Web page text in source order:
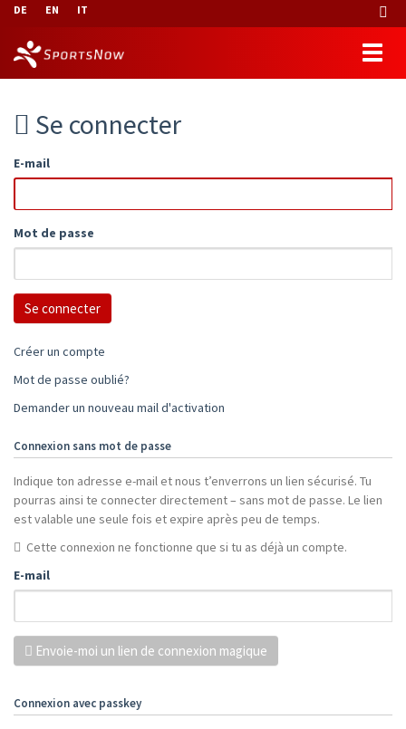
DE EN IT
Se connecter
E-mail
Mot de passe
Créer un compte
Mot de passe oublié?
Demander un nouveau mail d'activation
Connexion sans mot de passe
Indique ton adresse e-mail et nous t’enverrons un lien sécurisé. Tu
pourras ainsi te connecter directement – sans mot de passe. Le lien
est valable une seule fois et expire après peu de temps.
Cette connexion ne fonctionne que si tu as déjà un compte.
E-mail
Envoie-moi un lien de connexion magique
Connexion avec passkey